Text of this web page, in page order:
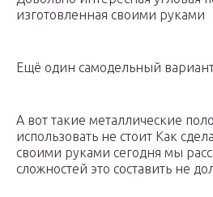
изготовленная своими руками
Ещё один самодельный
А вот такие металлические
использовать не стоит Как
своими руками сегодня мы
сложностей это составить не